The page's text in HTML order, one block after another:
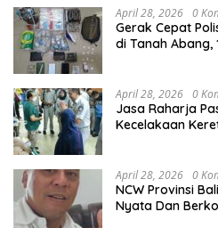
April 28, 2026 0
Gerak Cepat
di Tanah Abang,
April 28, 2026 0
Jasa Raharja
Kecelakaan
April 28, 2026 0
NCW Provinsi
Nyata Dan